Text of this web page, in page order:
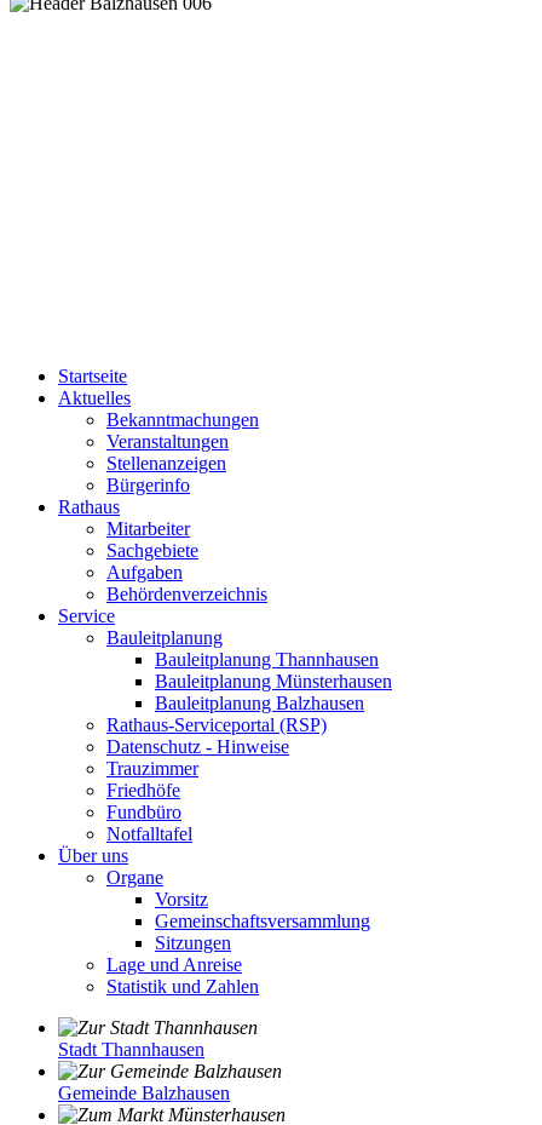
Startseite
Aktuelles
Bekanntmachungen
Veranstaltungen
Stellenanzeigen
Bürgerinfo
Rathaus
Mitarbeiter
Sachgebiete
Aufgaben
Behördenverzeichnis
Service
Bauleitplanung
Bauleitplanung Thannhausen
Bauleitplanung Münsterhausen
Bauleitplanung Balzhausen
Rathaus-Serviceportal (RSP)
Datenschutz - Hinweise
Trauzimmer
Friedhöfe
Fundbüro
Notfalltafel
Über uns
Organe
Vorsitz
Gemeinschaftsversammlung
Sitzungen
Lage und Anreise
Statistik und Zahlen
Stadt Thannhausen
Gemeinde Balzhausen